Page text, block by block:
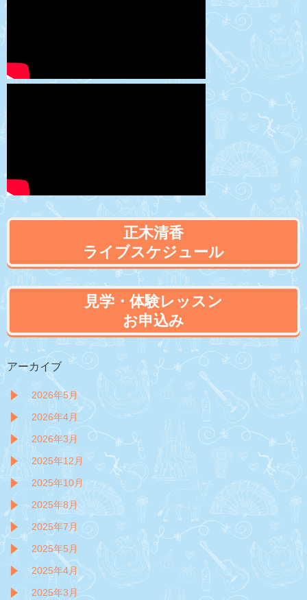
正木清香
ライブスケジュール
見学・体験レッスン
お申込み
アーカイブ
2026年5月
2026年4月
2026年3月
2025年12月
2025年10月
2025年8月
2025年7月
2025年5月
2025年4月
2025年3月